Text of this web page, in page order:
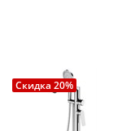
Скидка 20%